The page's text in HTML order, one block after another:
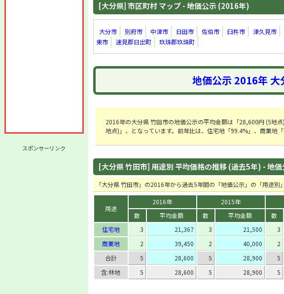
スポンサーリンク
[大分県] 市区町村 マップ - 地価公示 (2016年)
大分市 別府市 中津市 日田市 佐伯市 臼杵市 津久見市
東市
速見郡日出町 玖珠郡玖珠町
地価公示 2016年 大
2016年の大分県 竹田市の地価公示の平均金額は「28,600円 (5地
地点)」、となっています。前年比は、住宅地「99.4%」、商業地「
[大分県 竹田市] 用途別 平均価格の推移 (過去5年) - 地
「大分県 竹田市」の2016年から過去5年間の「地価公示」の「用途別
用途
2016年 2015年
数
平均金額 数 平均金額 数
住宅地
3 21,367 3 21,500 3
商業地
2 39,450 2 40,000 2
合計
5 28,600 5 28,900 5
含:林地
5 28,600 5 28,900 5